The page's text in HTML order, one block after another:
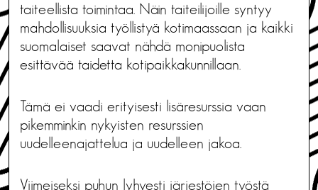
taiteellista toimintaa. Näin taiteilijoille syntyy
mahdollisuuksia työllistyä kotimaassaan ja kaikki
suomalaiset saavat nähdä monipuolista
esittävää taidetta kotipaikkakunnillaan.
Tämä ei vaadi erityisesti lisäresurssia vaan
pikemminkin nykyisten resurssien
uudelleenajattelua ja uudelleen jakoa.
Viimeiseksi puhun lyhyesti järjestöjen työstä